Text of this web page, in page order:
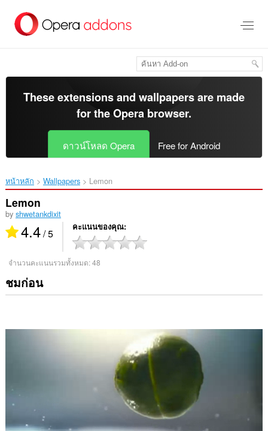
These extensions and wallpapers are made
for theOpera browser.
ดาวน์โหลด Opera Free for Android
หน้าหลัก Wallpapers Lemon‎
Lemon
by shwetankdixit
4.4/ 5 คะแนนของคุณ
จำนวนคะแนนรวมทั้งหมด:48
ชมก่อน